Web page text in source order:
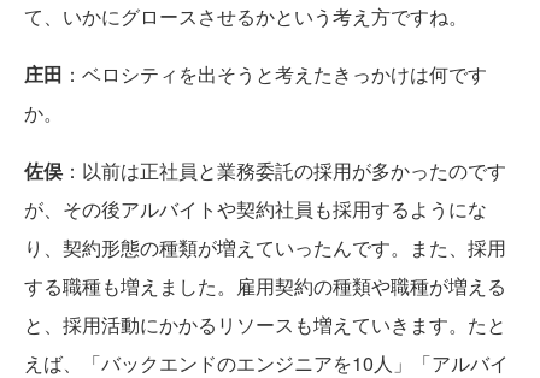
て、いかにグロースさせるかという考え方ですね。
庄田 ：ベロシティを出そうと考えたきっかけは何です
か。
佐俣：以前は正社員と業務委託の採用が多かったのです
が、その後アルバイトや契約社員も採用するようにな
り、契約形態の種類が増えていったんです。また、採用
する職種も増えました。雇用契約の種類や職種が増える
と、採用活動にかかるリソースも増えていきます。たと
えば、「バックエンドのエンジニアを10人」「アルバイ